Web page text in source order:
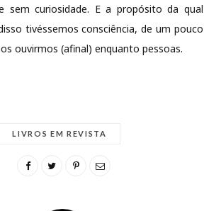
sem curiosidade. E a propósito da qual
tivéssemos consciência, de um pouco
ouvirmos (afinal) enquanto pessoas.
LIVROS EM REVISTA